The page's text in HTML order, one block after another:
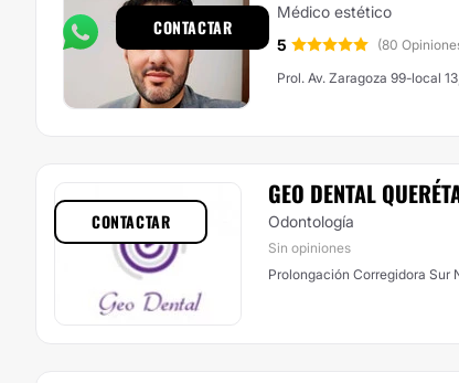
Médico estético
5
(80
Prol. Av. Zaragoza 99-local
CONTACTAR
GEO DENTAL
Odontología
Sin opiniones
Prolongación Corregidora Sur
CONTACTAR